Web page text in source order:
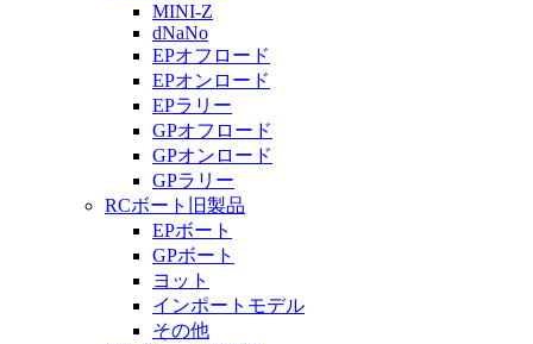
MINI-Z
dNaNo
EPオフロード
EPオンロード
EPラリー
GPオフロード
GPオンロード
GPラリー
RCボート旧製品
EPボート
GPボート
ヨット
インポートモデル
その他